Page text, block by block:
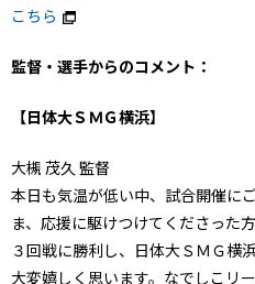
こちら
監督・選手からのコメント：
【日体大ＳＭＧ横浜】
大槻 茂久 監督
本日も気温が低い中、試合開催に
ま、応援に駆けつけてくださった
３回戦に勝利し、日体大ＳＭＧ横
大変嬉しく思います。なでしこリ